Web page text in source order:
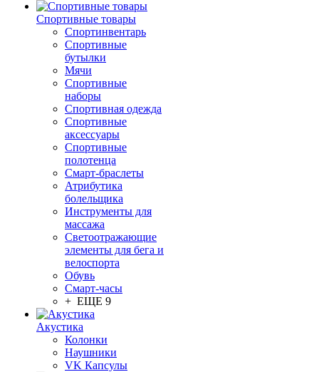
Спортивные товары
Спортинвентарь
Спортивные
бутылки
Мячи
Спортивные
наборы
Спортивная одежда
Спортивные
аксессуары
Спортивные
полотенца
Смарт-браслеты
Атрибутика
болельщика
Инструменты для
массажа
Светоотражающие
элементы для бега и
велоспорта
Обувь
Смарт-часы
+ ЕЩЕ 9
Акустика
Колонки
Наушники
VK Капсулы